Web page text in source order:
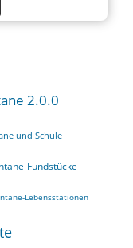
2.0.0
und Schule
Fundstücke
Lebensstationen